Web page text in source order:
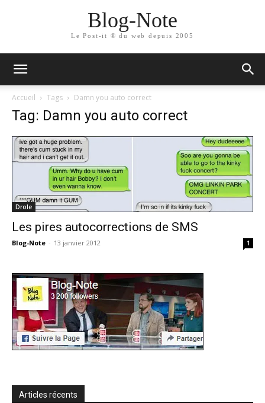
Blog-Note
Le Post-it ® du web depuis 2005
Accueil Tags Damn you auto correct
Tag: Damn you auto correct
Drole
Les pires autocorrections de SMS
Blog-Note - 13 janvier 2012 1
Articles récents